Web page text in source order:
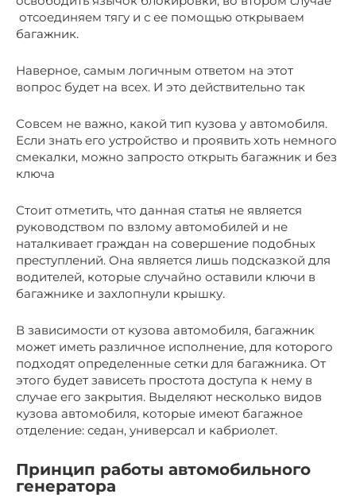
отсоединяем тягу и с ее помощью открываем
багажник.
Наверное, самым логичным ответом на этот
вопрос будет на всех. И это действительно так
Совсем не важно, какой тип кузова у автомобиля.
Если знать его устройство и проявить хоть немного
смекалки, можно запросто открыть багажник и без
ключа
Стоит отметить, что данная статья не является
руководством по взлому автомобилей и не
наталкивает граждан на совершение подобных
преступлений. Она является лишь подсказкой для
водителей, которые случайно оставили ключи в
багажнике и захлопнули крышку.
В зависимости от кузова автомобиля, багажник
может иметь различное исполнение, для которого
подходят определенные сетки для багажника. От
этого будет зависеть простота доступа к нему в
случае его закрытия. Выделяют несколько видов
кузова автомобиля, которые имеют багажное
отделение: седан, универсал и кабриолет.
Принцип работы автомобильного
генератора